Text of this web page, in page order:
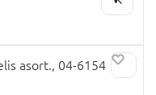
asort., 04-6154